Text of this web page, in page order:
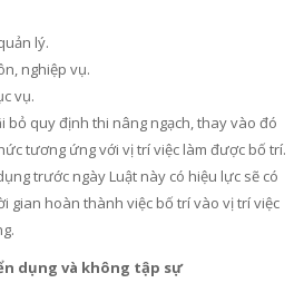
lý.
nghiệp vụ.
vụ.
bỏ quy định thi nâng ngạch, thay vào đó
tương ứng với vị trí việc làm được bố trí.
trước ngày Luật này có hiệu lực sẽ có
gian hoàn thành việc bố trí vào vị trí việc
dụng và không tập sự